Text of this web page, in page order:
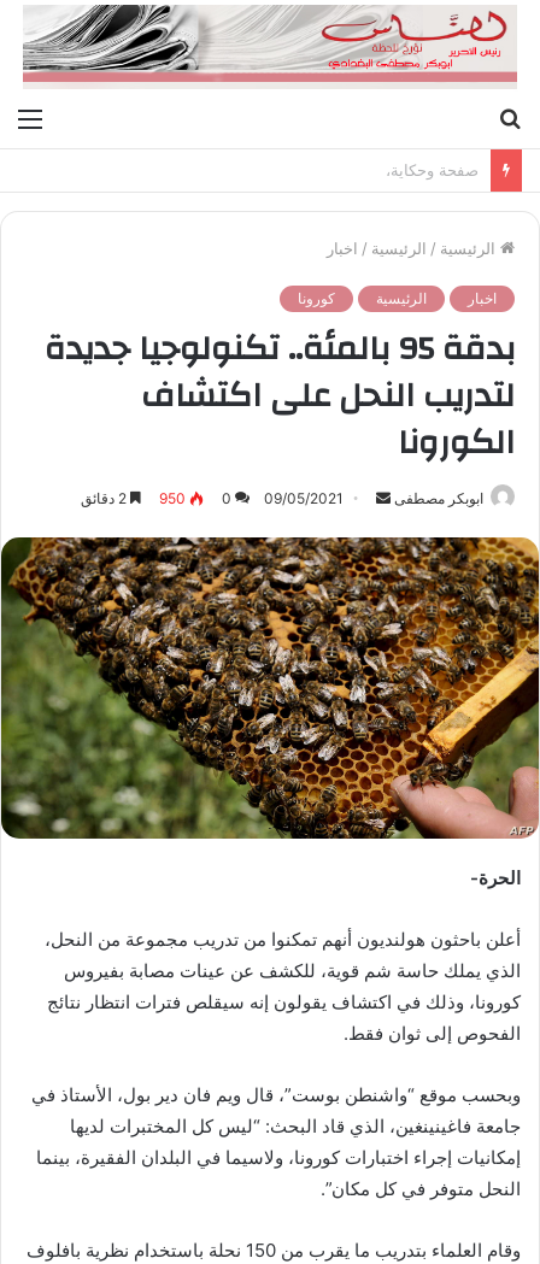
عن
صفحة وحكاية،
الرئيسية / الرئيسية / اخبار
اخبار الرئيسية كورونا
بدقة 95 بالمئة.. تكنولوجيا جديدة
لتدريب النحل على اكتشاف
الكورونا
ابوبكر مصطفى
س
ل
ب
ر
ي
د
ا
إ
ل
ك
ت
09/05/2021
0
950
الحرة-
أعلن باحثون هولنديون أنهم تمكنوا من تدريب مجموعة من النحل،
الذي يملك حاسة شم قوية، للكشف عن عينات مصابة بفيروس
كورونا، وذلك في اكتشاف يقولون إنه سيقلص فترات انتظار نتائج
الفحوص إلى ثوان فقط.
وبحسب موقع “واشنطن بوست”، قال ويم فان دير بول، الأستاذ في
جامعة فاغينينغين، الذي قاد البحث: “ليس كل المختبرات لديها
إمكانيات إجراء اختبارات كورونا، ولاسيما في البلدان الفقيرة، بينما
النحل متوفر في كل مكان”.
وقام العلماء بتدريب ما يقرب من 150 نحلة باستخدام نظرية بافلوف